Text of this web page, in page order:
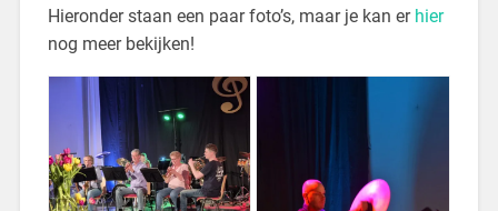
Hieronder staan een paar foto’s, maar je kan er hier
nog meer bekijken!